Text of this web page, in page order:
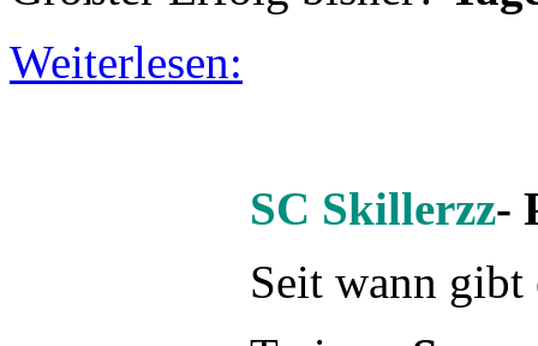
UCL-Gewinn
Wann und wo trainiert ihr?